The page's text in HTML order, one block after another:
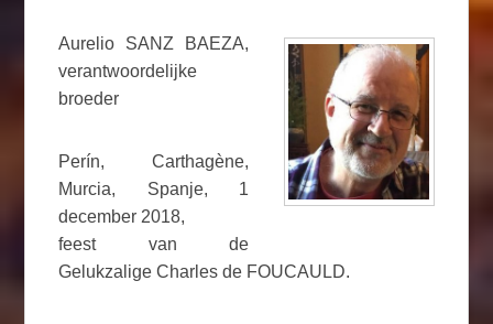
Aurelio SANZ BAEZA,
verantwoordelijke
broeder
Perín, Carthagène,
Murcia, Spanje, 1
december 2018,
feest van de
Gelukzalige Charles de FOUCAULD.